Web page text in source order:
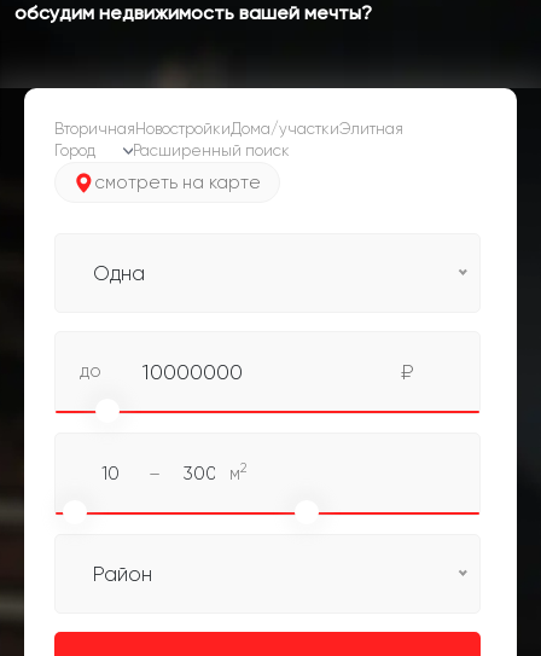
обсудим недвижимость вашей мечты?
Вторичная НовостройкиДома/участкиЭлитная
Расширенный поиск
смотреть на карте
Одна
до 10000000 ₽
– м2
Район